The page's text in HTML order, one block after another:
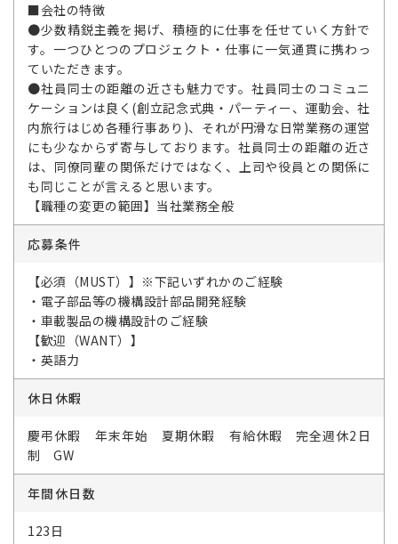
■会社の特徴
●少数精鋭主義を掲げ、積極的に仕事を任せていく方針で
す。一つひとつのプロジェクト・仕事に一気通貫に携わっ
ていただきます。
●社員同士の距離の近さも魅力です。社員同士のコミュニ
ケーションは良く(創立記念式典・パーティー、運動会、社
内旅行はじめ各種行事あり)、それが円滑な日常業務の運営
にも少なからず寄与しております。社員同士の距離の近さ
は、同僚同輩の関係だけではなく、上司や役員との関係に
も同じことが言えると思います。
【職種の変更の範囲】当社業務全般
応募条件
【必須（MUST）】※下記いずれかのご経験
・電子部品等の機構設計部品開発経験
・車載製品の機構設計のご経験
【歓迎（WANT）】
・英語力
休日休暇
慶弔休暇 年末年始 夏期休暇 有給休暇 完全週休2日
制 GW
年間休日数
123日